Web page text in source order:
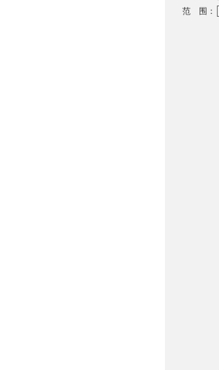
范 围：